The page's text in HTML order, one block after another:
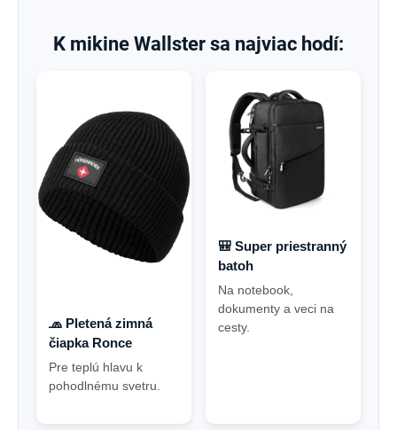
K mikine Wallster sa najviac hodí:
🧢 Pletená zimná
čiapka Ronce
Pre teplú hlavu k
pohodlnému svetru.
🎒 Super priestranný
batoh
Na notebook,
dokumenty a veci na
cesty.